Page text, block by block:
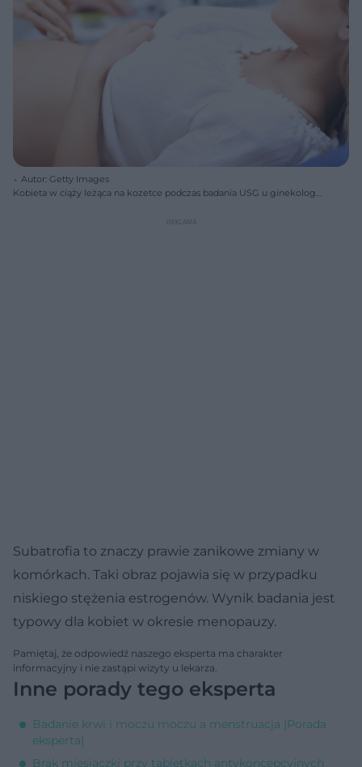
Autor: Getty Images
Kobieta w ciąży leżąca na kozetce podczas badania USG u ginekologa,
Zdrowie znajdziesz porady ekspertów dotyczące badań HCG i
Subatrofia to znaczy prawie zanikowe zmiany w
komórkach. Taki obraz pojawia się w przypadku
niskiego stężenia estrogenów. Wynik badania jest
typowy dla kobiet w okresie menopauzy.
Pamiętaj, że odpowiedź naszego eksperta ma charakter
informacyjny i nie zastąpi wizyty u lekarza.
Inne porady tego eksperta
Badanie krwi i moczu moczu a menstruacja [Porada
eksperta]
Brak miesiączki przy tabletkach antykoncepcyjnych